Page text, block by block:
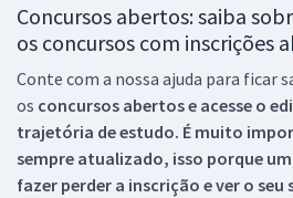
Concursos abertos: saiba
os concursos com inscrições
Conte com a nossa ajuda para ficar
os concursos abertos e acesse o
trajetória de estudo. É muito
sempre atualizado, isso porque
fazer perder a inscrição e ver o